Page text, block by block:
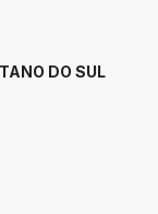
DO SUL